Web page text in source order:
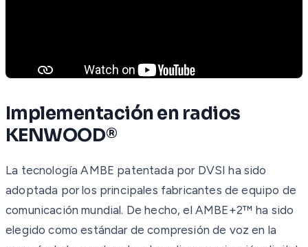
Implementación en radios
KENWOOD®
La tecnología AMBE patentada por DVSI ha sido
adoptada por los principales fabricantes de equipo de
comunicación mundial. De hecho, el AMBE+2™ ha sido
elegido como estándar de compresión de voz en la